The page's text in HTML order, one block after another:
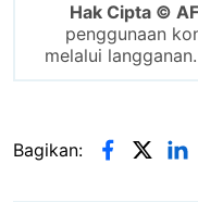
Hak Cipta ©
penggunaan
melalui
Bagikan: